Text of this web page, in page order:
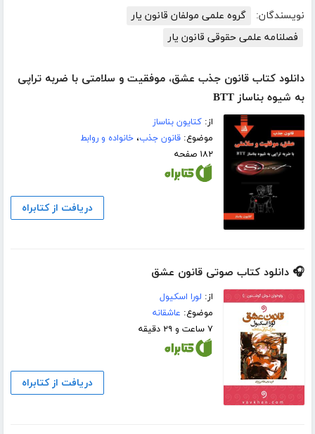
نویسندگان:
گروه علمی مولفان قانون یار
فصلنامه علمی حقوقی قانون یار
دانلود کتاب قانون جذب عشق، موفقیت و سلامتی با ضربه تراپی
به شیوه بناساز BTT
از:کتایون بناساز
موضوع:قانون جذب،خانواده و روابط
۱۸۲ صفحه
دریافت از کتابراه
🎧 دانلود کتاب صوتی قانون عشق
از: لورا اسکیول
موضوع: عاشقانه
۷ ساعت و ۲۹ دقیقه
دریافت از کتابراه